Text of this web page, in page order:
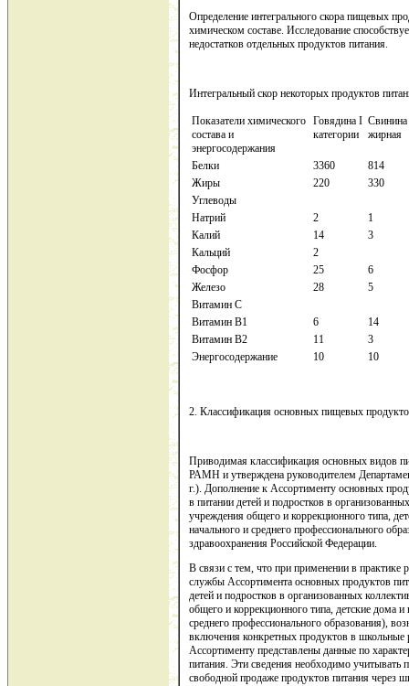
Определение интегрального скора пищевых
химическом составе. Исследование
недостатков отдельных продуктов питания.
Интегральный скор некоторых продуктов
Показатели химического
состава и
энергосодержания
Говядина I
категории
Свинина
жирная
Белки 3360
814
Жиры
220
330
Углеводы
Натрий
2
1
Калий
14
3
Кальций
2
Фосфор
25
6
Железо
28
5
Витамин С
Витамин B1
6
14
Витамин В2
11
3
Энергосодержание
10 10
2. Классификация основных пищевых
Приводимая классификация основных видов
РАМН и утверждена руководителем
г.). Дополнение к Ассортименту основных
в питании детей и подростков в
учреждения общего и коррекционного типа,
начального и среднего профессионального
здравоохранения Российской Федерации.
В связи с тем, что при применении в практике
службы Ассортимента основных продуктов
детей и подростков в организованных
общего и коррекционного типа, детские дома
среднего профессионального образования),
включения конкретных продуктов в
Ассортименту представлены данные по
питания. Эти сведения необходимо учитывать
свободной продаже продуктов питания через